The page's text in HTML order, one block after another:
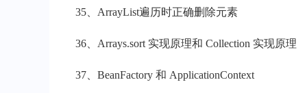
35、ArrayList遍历时正确删除元素
36、Arrays.sort 实现原理和 Collection 实现原理
37、BeanFactory 和 ApplicationContext